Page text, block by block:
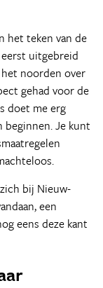
het teken van de
uitgebreid
noorden over
gehad voor de
doet me erg
beginnen. Je kunt
bij Nieuw-
een
eens deze kant